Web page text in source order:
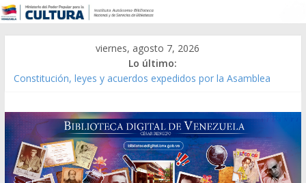
viernes, agosto 7, 2026
Lo último:
Constitución, leyes y acuerdos expedidos por la Asamblea
Modesta Bor Sánchez [material gráfico]
Gaceta Oficial de la República de Venezuela año CXXXIII Mes V,
Caracas 09 de marzo de 2006 N° 38.394
Catálogo temático de obras de Modesta Bor